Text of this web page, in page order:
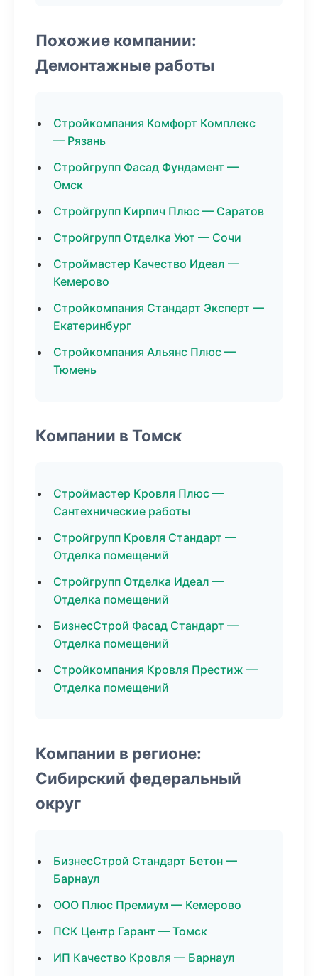
Похожие компании:
Демонтажные работы
Стройкомпания Комфорт Комплекс
— Рязань
Стройгрупп Фасад Фундамент —
Омск
Стройгрупп Кирпич Плюс — Саратов
Стройгрупп Отделка Уют — Сочи
Строймастер Качество Идеал —
Кемерово
Стройкомпания Стандарт Эксперт —
Екатеринбург
Стройкомпания Альянс Плюс —
Тюмень
Компании в Томск
Строймастер Кровля Плюс —
Сантехнические работы
Стройгрупп Кровля Стандарт —
Отделка помещений
Стройгрупп Отделка Идеал —
Отделка помещений
БизнесСтрой Фасад Стандарт —
Отделка помещений
Стройкомпания Кровля Престиж —
Отделка помещений
Компании в регионе:
Сибирский федеральный
округ
БизнесСтрой Стандарт Бетон —
Барнаул
ООО Плюс Премиум — Кемерово
ПСК Центр Гарант — Томск
ИП Качество Кровля — Барнаул